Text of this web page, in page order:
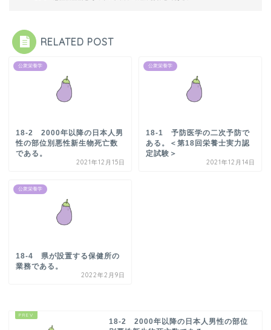
RELATED POST
公衆栄養学
18-2 2000年以降の日本人男
性の部位別悪性新生物死亡数
である。
2021年12月15日
公衆栄養学
18-1 予防医学の二次予防で
ある。＜第18回栄養士実力認
定試験＞
2021年12月14日
公衆栄養学
18-4 県が設置する保健所の
業務である。
2022年2月9日
18-2 2000年以降の日本人男性の部位